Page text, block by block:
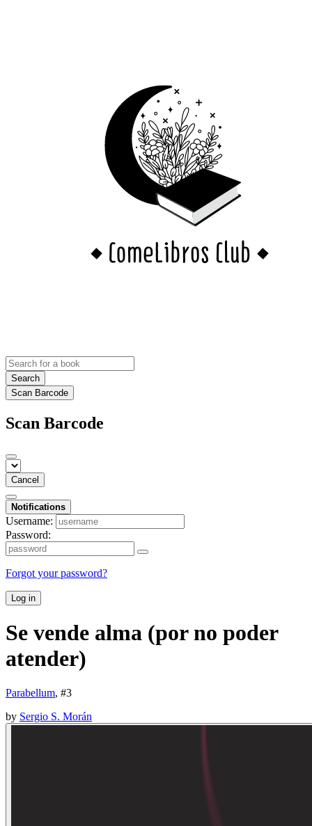
Search
Scan Barcode
Scan Barcode
Cancel
Notifications
Username:
Password:
Forgot your password?
Log in
Se vende alma (por no poder
atender)
Parabellum, #3
by Sergio S. Morán